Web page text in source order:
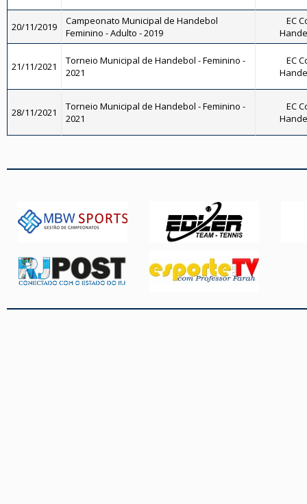
20/11/2019
Campeonato Municipal de Handebol
Feminino - Adulto - 2019
EC
21/11/2021
Torneio Municipal de Handebol - Feminino -
2021
EC
28/11/2021
Torneio Municipal de Handebol - Feminino -
2021
EC